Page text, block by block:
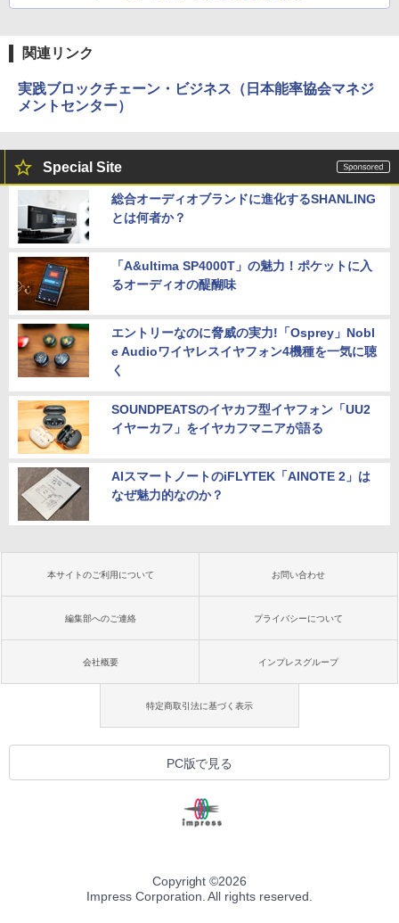
関連リンク
実践ブロックチェーン・ビジネス（日本能率協会マネジ
メントセンター）
Special Site
総合オーディオブランドに進化するSHANLING
とは何者か？
「A&ultima SP4000T」の魅力！ポケットに入
るオーディオの醍醐味
エントリーなのに脅威の実力!「Osprey」Nobl
e Audioワイヤレスイヤフォン4機種を一気に聴
く
SOUNDPEATSのイヤカフ型イヤフォン「UU2
イヤーカフ」をイヤカフマニアが語る
AIスマートノートのiFLYTEK「AINOTE 2」は
なぜ魅力的なのか？
本サイトのご利用について お問い合わせ
編集部へのご連絡 プライバシーについて
会社概要 インプレスグループ
特定商取引法に基づく表示
PC版で見る
Copyright ©2026
Impress Corporation. All rights reserved.